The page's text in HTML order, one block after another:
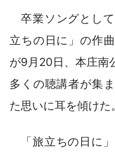
卒業ソングとし
立ちの日に」の作
が9月20日、本庄南
多くの聴講者が集
た思いに耳を傾けた。
「旅立ちの日に